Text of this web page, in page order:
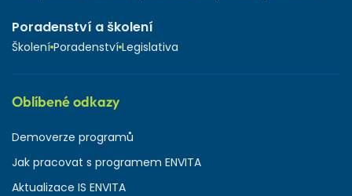
Poradenství a školení
Školení Poradenství Legislativa
Oblíbené odkazy
Demoverze programů
Jak pracovat s programem ENVITA
Aktualizace IS ENVITA